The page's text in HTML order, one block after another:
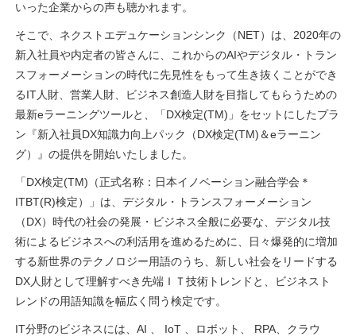
いった企業からの声も聴かれます。
そこで、ネクストエデュケーションシンク（NET）は、2020年の
新入社員や内定者の皆さんに、これからのAIやデジタル・トラン
スフォーメーションの時代に先見性をもって生き抜くことができ
るIT人財、営業人財、ビジネス創造人財を目指してもらうための
最新eラーニングツールと、「DX検定(TM)」をセットにしたプラ
ン『新入社員DX知識力向上パック（DX検定(TM)＆eラーニン
グ）』の提供を開始いたしました。
「DX検定(TM)（正式名称：日本イノベーション融合学会＊
ITBT(R)検定）」は、デジタル・トランスフォーメーション
（DX）時代の社会の発展・ビジネス全般に必要な、デジタル技
術によるビジネスへの利活用を進めるために、日々爆発的に増加
する新世界のテクノロジー用語のうち、新しい社会をリードする
DX人財として理解すべき先端ＩＴ技術トレンドと、ビジネスト
レンドの用語知識を幅広く問う検定です。
IT分野のビジネスには、AI 、 IoT 、ロボット、 RPA、クラウ